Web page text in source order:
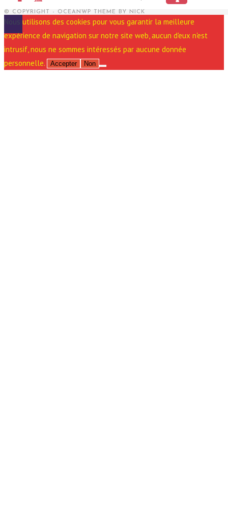
© COPYRIGHT - OCEANWP THEME BY NICK
Nous utilisons des cookies pour vous garantir la meilleure
expérience de navigation sur notre site web, aucun d'eux n'est
intrusif, nous ne sommes intéressés par aucune donnée
personnelle.
Accepter Non